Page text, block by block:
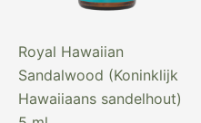
Royal Hawaiian
Sandalwood (Koninklijk
Hawaiiaans sandelhout)